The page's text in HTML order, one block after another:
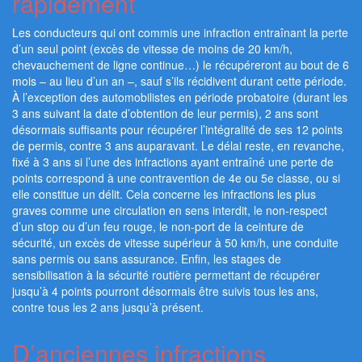
Les conducteurs qui ont commis une infraction entraînant la perte
d’un seul point (excès de vitesse de moins de 20 km/h,
chevauchement de ligne continue…) le récupéreront au bout de 6
mois – au lieu d’un an –, sauf s’ils récidivent durant cette période.
À l’exception des automobilistes en période probatoire (durant les
3 ans suivant la date d’obtention de leur permis), 2 ans sont
désormais suffisants pour récupérer l’intégralité de ses 12 points
de permis, contre 3 ans auparavant. Le délai reste, en revanche,
fixé à 3 ans si l’une des infractions ayant entraîné une perte de
points correspond à une contravention de 4e ou 5e classe, ou si
elle constitue un délit. Cela concerne les infractions les plus
graves comme une circulation en sens interdit, le non-respect
d’un stop ou d’un feu rouge, le non-port de la ceinture de
sécurité, un excès de vitesse supérieur à 50 km/h, une conduite
sans permis ou sans assurance. Enfin, les stages de
sensibilisation à la sécurité routière permettant de récupérer
jusqu’à 4 points pourront désormais être suivis tous les ans,
contre tous les 2 ans jusqu’à présent.
D’anciennes infractions